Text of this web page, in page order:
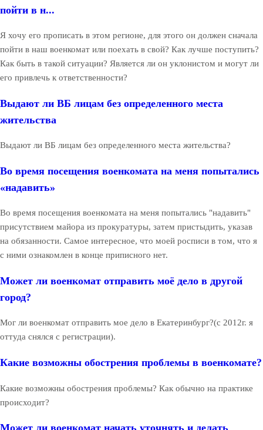
пойти в н...
Я хочу его прописать в этом регионе, для этого он должен сначала
пойти в наш военкомат или поехать в свой? Как лучше поступить?
Как быть в такой ситуации? Является ли он уклонистом и могут ли
его привлечь к ответственности?
Выдают ли ВБ лицам без определенного места
жительства
Выдают ли ВБ лицам без определенного места жительства?
Во время посещения военкомата на меня попытались
«надавить»
Во время посещения военкомата на меня попытались "надавить"
присутствием майора из прокуратуры, затем пристыдить, указав
на обязанности. Самое интересное, что моей росписи в том, что я
с ними ознакомлен в конце приписного нет.
Может ли военкомат отправить моё дело в другой
город?
Мог ли военкомат отправить мое дело в Екатеринбург?(с 2012г. я
оттуда снялся с регистрации).
Какие возможны обострения проблемы в военкомате?
Какие возможны обострения проблемы? Как обычно на практике
происходит?